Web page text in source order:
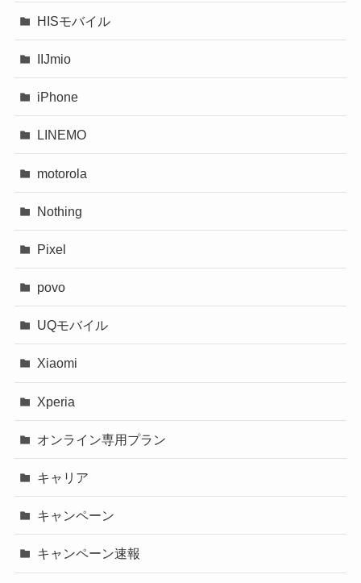
HISモバイル
IIJmio
iPhone
LINEMO
motorola
Nothing
Pixel
povo
UQモバイル
Xiaomi
Xperia
オンライン専用プラン
キャリア
キャンペーン
キャンペーン速報